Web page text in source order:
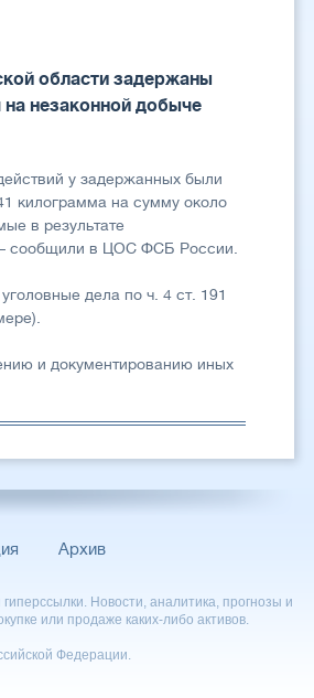
области задержаны
на незаконной добыче
у задержанных были
килограмма на сумму около
в результате
– сообщили в ЦОС ФСБ России.
дела по ч. 4 ст. 191
и документированию иных
Архив
Новости, аналитика, прогнозы и
или продаже каких-либо активов.
Федерации.